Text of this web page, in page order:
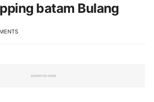
batam Bulang